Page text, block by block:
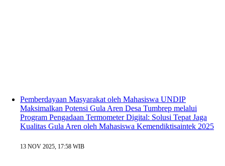
Pemberdayaan Masyarakat oleh Mahasiswa UNDIP
Maksimalkan Potensi Gula Aren Desa Tumbrep melalui
Program Pengadaan Termometer Digital: Solusi Tepat Jaga
Kualitas Gula Aren oleh Mahasiswa Kemendiktisaintek 2025
13 NOV 2025, 17:58 WIB